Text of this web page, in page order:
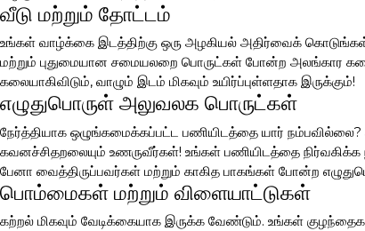
வீடு மற்றும் தோட்டம்
உங்கள் வாழ்க்கை இடத்திற்கு ஒரு அழகியல் அதிர்வைக்
மற்றும் புதுமையான சமையலறை பொருட்கள் போன்ற அலங்கார
கலையாகிவிடும், வாழும் இடம் மிகவும் உயிர்ப்புள்ளதாக இருக்கும்!
எழுதுபொருள் அலுவலக பொருட்கள்
நேர்த்தியாக ஒழுங்கமைக்கப்பட்ட பணியிடத்தை யார்
கவனச்சிதறலையும் உணருவீர்கள்! உங்கள் பணியிடத்தை
பேனா வைத்திருப்பவர்கள் மற்றும் காகித பாகங்கள் போன்ற
பொம்மைகள் மற்றும் விளையாட்டுகள்
கற்றல் மிகவும் வேடிக்கையாக இருக்க வேண்டும். உங்கள்